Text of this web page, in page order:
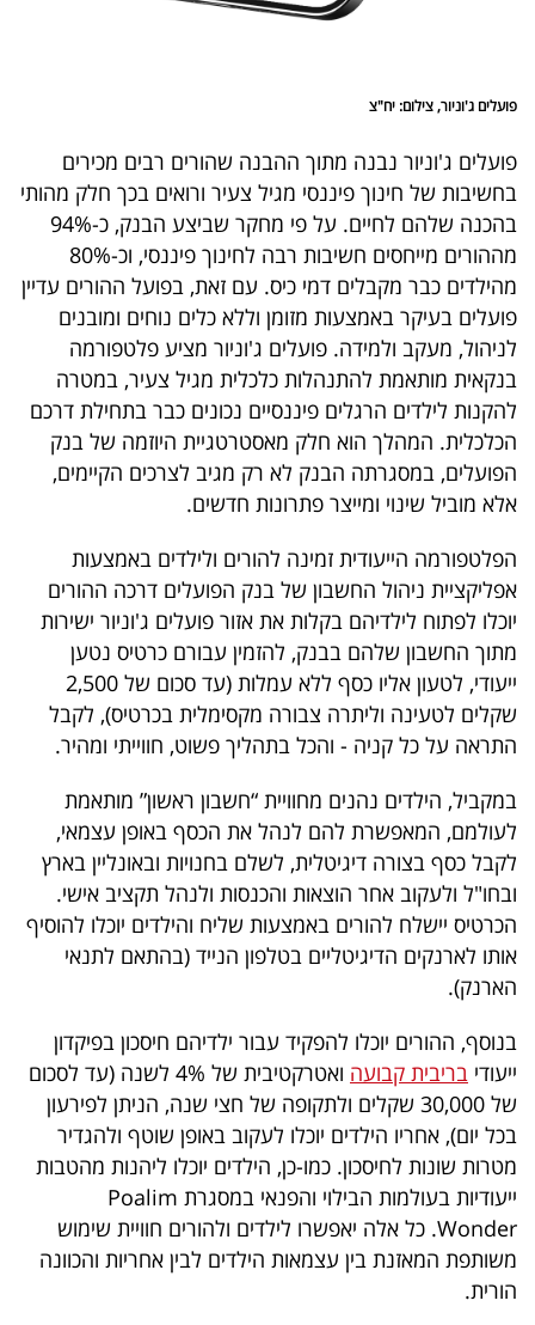
פועלים ג'וניור, צילום: יח"צ
פועלים ג'וניור נבנה מתוך ההבנה שהורים רבים מכירים
בחשיבות של חינוך פיננסי מגיל צעיר ורואים בכך חלק מהותי
בהכנה שלהם לחיים. על פי מחקר שביצע הבנק, כ-94%
מההורים מייחסים חשיבות רבה לחינוך פיננסי, וכ-80%
מהילדים כבר מקבלים דמי כיס. עם זאת, בפועל ההורים עדיין
פועלים בעיקר באמצעות מזומן וללא כלים נוחים ומובנים
לניהול, מעקב ולמידה. פועלים ג'וניור מציע פלטפורמה
בנקאית מותאמת להתנהלות כלכלית מגיל צעיר, במטרה
להקנות לילדים הרגלים פיננסיים נכונים כבר בתחילת דרכם
הכלכלית. המהלך הוא חלק מאסטרטגיית היוזמה של בנק
הפועלים, במסגרתה הבנק לא רק מגיב לצרכים הקיימים,
אלא מוביל שינוי ומייצר פתרונות חדשים.
הפלטפורמה הייעודית זמינה להורים ולילדים באמצעות
אפליקציית ניהול החשבון של בנק הפועלים דרכה ההורים
יוכלו לפתוח לילדיהם בקלות את אזור פועלים ג'וניור ישירות
מתוך החשבון שלהם בבנק, להזמין עבורם כרטיס נטען
ייעודי, לטעון אליו כסף ללא עמלות (עד סכום של 2,500
שקלים לטעינה וליתרה צבורה מקסימלית בכרטיס), לקבל
התראה על כל קניה - והכל בתהליך פשוט, חווייתי ומהיר.
במקביל, הילדים נהנים מחוויית “חשבון ראשון” מותאמת
לעולמם, המאפשרת להם לנהל את הכסף באופן עצמאי,
לקבל כסף בצורה דיגיטלית, לשלם בחנויות ובאונליין בארץ
ובחו"ל ולעקוב אחר הוצאות והכנסות ולנהל תקציב אישי.
הכרטיס יישלח להורים באמצעות שליח והילדים יוכלו להוסיף
אותו לארנקים הדיגיטליים בטלפון הנייד (בהתאם לתנאי
הארנק).
בנוסף, ההורים יוכלו להפקיד עבור ילדיהם חיסכון בפיקדון
ייעודי בריבית קבועה
ואטרקטיבית של 4% לשנה (עד לסכום
של 30,000 שקלים ולתקופה של חצי שנה, הניתן לפירעון
בכל יום), אחריו הילדים יוכלו לעקוב באופן שוטף ולהגדיר
מטרות שונות לחיסכון. כמו-כן, הילדים יוכלו ליהנות מהטבות
ייעודיות בעולמות הבילוי והפנאי במסגרת Poalim
Wonder. כל אלה יאפשרו לילדים ולהורים חוויית שימוש
משותפת המאזנת בין עצמאות הילדים לבין אחריות והכוונה
הורית.